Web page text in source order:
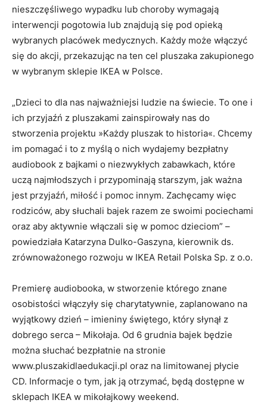
nieszczęśliwego wypadku lub choroby wymagają
interwencji pogotowia lub znajdują się pod opieką
wybranych placówek medycznych. Każdy może włączyć
się do akcji, przekazując na ten cel pluszaka zakupionego
w wybranym sklepie IKEA w Polsce.
„Dzieci to dla nas najważniejsi ludzie na świecie. To one i
ich przyjaźń z pluszakami zainspirowały nas do
stworzenia projektu »Każdy pluszak to historia«. Chcemy
im pomagać i to z myślą o nich wydajemy bezpłatny
audiobook z bajkami o niezwykłych zabawkach, które
uczą najmłodszych i przypominają starszym, jak ważna
jest przyjaźń, miłość i pomoc innym. Zachęcamy więc
rodziców, aby słuchali bajek razem ze swoimi pociechami
oraz aby aktywnie włączali się w pomoc dzieciom” –
powiedziała Katarzyna Dulko-Gaszyna, kierownik ds.
zrównoważonego rozwoju w IKEA Retail Polska Sp. z o.o.
Premierę audiobooka, w stworzenie którego znane
osobistości włączyły się charytatywnie, zaplanowano na
wyjątkowy dzień – imieniny świętego, który słynął z
dobrego serca – Mikołaja. Od 6 grudnia bajek będzie
można słuchać bezpłatnie na stronie
www.pluszakidlaedukacji.pl oraz na limitowanej płycie
CD. Informacje o tym, jak ją otrzymać, będą dostępne w
sklepach IKEA w mikołajkowy weekend.